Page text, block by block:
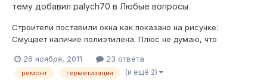
тему добавил palych70 в Любые вопросы
Строители поставили окна как показано на рисунке:
Смущает наличие полиэтилена. Плюс не думаю, что
пароизоляционных и паропроницаемых ленты. Вопрос: стоит
ли удалять пену и заново герметизировать уже по всем
26 ноября, 2011 23 ответа
ремонт герметизация (и ещё 2)